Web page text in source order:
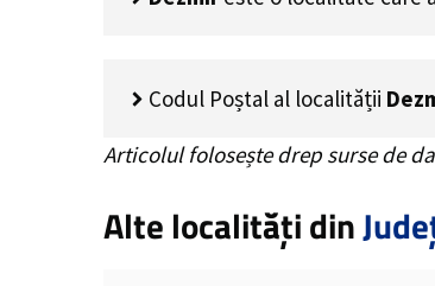
Codul Poștal al localității
Articolul folosește drep surse de
Alte localități din